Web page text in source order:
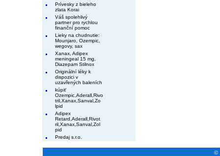
Prívesky z bieleho
zlata Korai
Váš spolehlivý
partner pro rychlou
finanční pomoc
Lieky na chudnutie:
Mounjaro, Ozempic,
wegovy, sax
Xanax, Adipex
meningeal 15 mg,
Diazepam Stilnox
Originální léky k
dispozici v
uzavřených baleních
kúpiť
Ozempic,Aderall,Rivo
tril,Xanax,Sanval,Zo
lpid
Adipex
Retard,Aderall,Rivot
ril,Xanax,Sanval,Zol
pid
Predaj s.r.o.
©